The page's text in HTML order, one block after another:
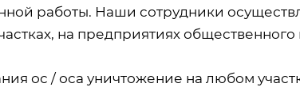
работы. Наши сотрудники
на предприятиях
ос / оса уничтожение на любом